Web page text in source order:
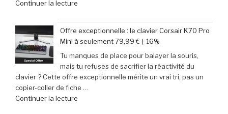
votre
week-
end »
Continuer la lecture
vidéo
:
Le
calendrier
incontournable
des
nouveautés
Offre exceptionnelle : le clavier Corsair K70 Pro
Mini à seulement 79,99 € (-16%
Tu manques de place pour balayer la souris,
mais tu refuses de sacrifier la réactivité du
clavier ? Cette offre exceptionnelle mérite un vrai tri, pas un
copier-coller de fiche …
Continuer la lecture